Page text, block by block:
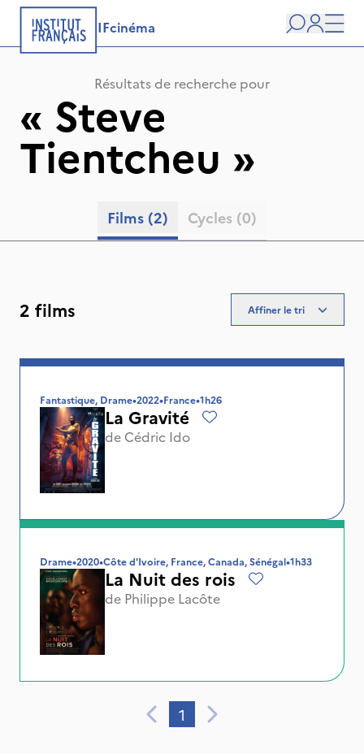
IFcinéma
user
Résultats de recherche pour
« Steve
Tientcheu »
Films (2) Cycles (0)
2 films Affiner le tri
Fantastique, Drame•2022•France•1h26
La Gravité
de Cédric Ido
Drame•2020•Côte d'Ivoire, France, Canada, Sénégal•1h33
La Nuit des rois
de Philippe Lacôte
1